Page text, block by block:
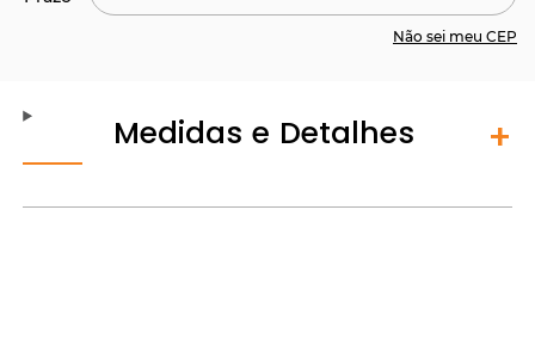
Não sei meu CEP
Medidas e Detalhes